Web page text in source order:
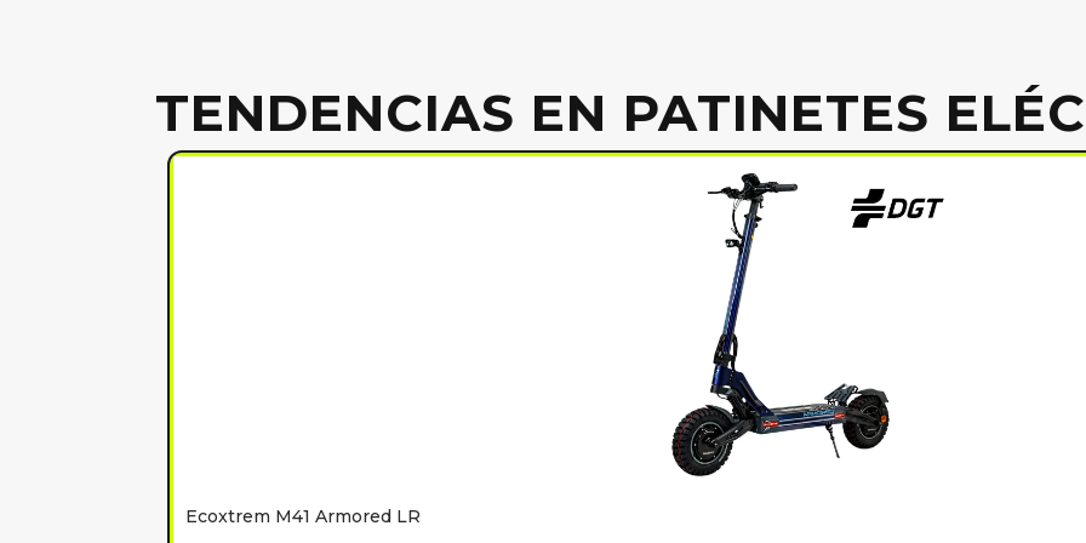
TENDENCIAS EN PATINETES
Ecoxtrem M41 Armored LR